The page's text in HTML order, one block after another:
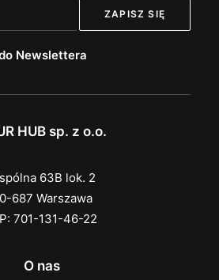
Newslettera
HUB sp. z o.o.
63B lok. 2
687 Warszawa
701-131-46-22
O nas